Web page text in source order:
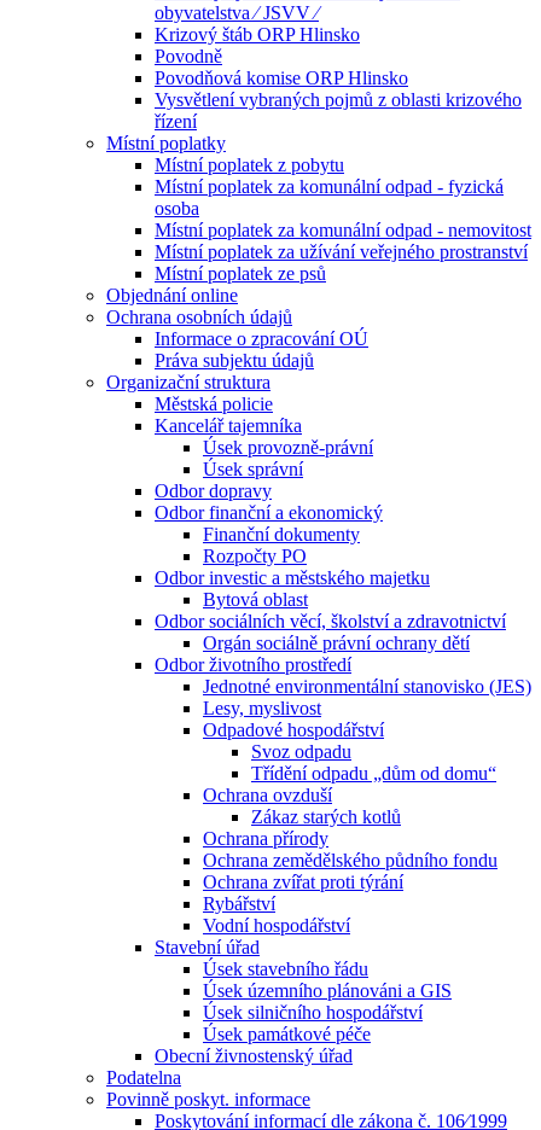
obyvatelstva ⁄ JSVV ⁄
Krizový štáb ORP Hlinsko
Povodně
Povodňová komise ORP Hlinsko
Vysvětlení vybraných pojmů z oblasti krizového
řízení
Místní poplatky
Místní poplatek z pobytu
Místní poplatek za komunální odpad - fyzická
osoba
Místní poplatek za komunální odpad - nemovitost
Místní poplatek za užívání veřejného prostranství
Místní poplatek ze psů
Objednání online
Ochrana osobních údajů
Informace o zpracování OÚ
Práva subjektu údajů
Organizační struktura
Městská policie
Kancelář tajemníka
Úsek provozně-právní
Úsek správní
Odbor dopravy
Odbor finanční a ekonomický
Finanční dokumenty
Rozpočty PO
Odbor investic a městského majetku
Bytová oblast
Odbor sociálních věcí, školství a zdravotnictví
Orgán sociálně právní ochrany dětí
Odbor životního prostředí
Jednotné environmentální stanovisko (JES)
Lesy, myslivost
Odpadové hospodářství
Svoz odpadu
Třídění odpadu „dům od domu“
Ochrana ovzduší
Zákaz starých kotlů
Ochrana přírody
Ochrana zemědělského půdního fondu
Ochrana zvířat proti týrání
Rybářství
Vodní hospodářství
Stavební úřad
Úsek stavebního řádu
Úsek územního plánováni a GIS
Úsek silničního hospodářství
Úsek památkové péče
Obecní živnostenský úřad
Podatelna
Povinně poskyt. informace
Poskytování informací dle zákona č. 106⁄1999